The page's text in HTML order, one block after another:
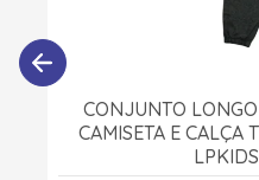
CONJUNTO
CAMISETA E CALÇA
LPKIDS